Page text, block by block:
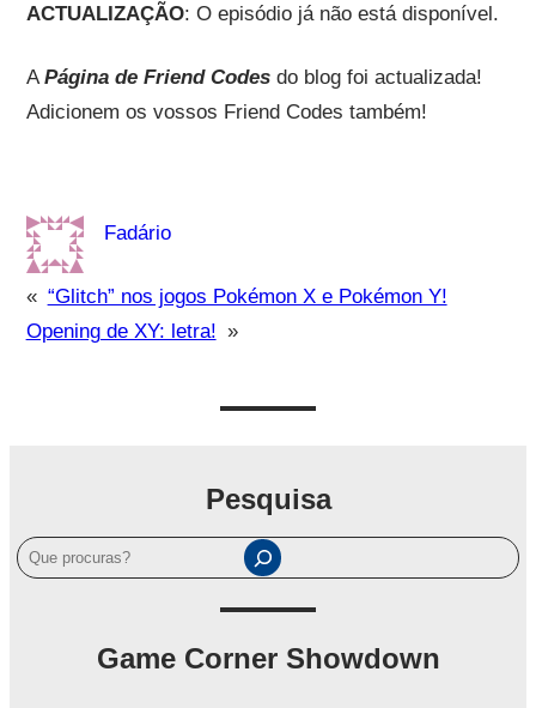
ACTUALIZAÇÃO: O episódio já não está disponível.
A Página de Friend Codesdo blog foi actualizada!
Adicionem os vossos Friend Codes também!
Fadário
« “Glitch” nos jogos Pokémon X e Pokémon Y!
Opening de XY: letra! »
Pesquisa
P
e
Game Corner Showdown